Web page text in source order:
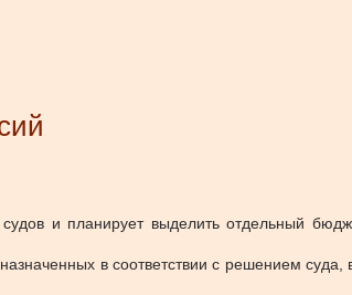
и планирует выделить отдельный
в соответствии с решением